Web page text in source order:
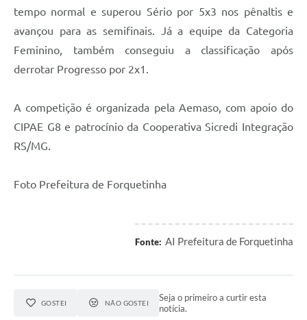
tempo normal e superou Sério por 5x3 nos pênaltis e
avançou para as semifinais. Já a equipe da Categoria
Feminino, também conseguiu a classificação após
derrotar Progresso por 2x1.
A competição é organizada pela Aemaso, com apoio do
CIPAE G8 e patrocínio da Cooperativa Sicredi Integração
RS/MG.
Foto Prefeitura de Forquetinha
Fonte: AI Prefeitura de Forquetinha
GOSTEI NÃO GOSTEI
Seja o primeiro a curtir esta
notícia.